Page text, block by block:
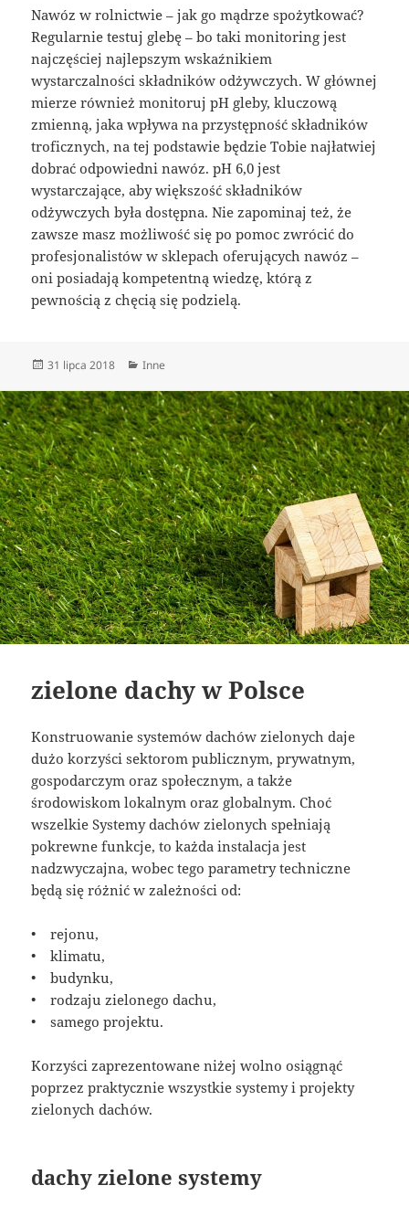
Nawóz w rolnictwie – jak go mądrze spożytkować?
Regularnie testuj glebę – bo taki monitoring jest
najczęściej najlepszym wskaźnikiem
wystarczalności składników odżywczych. W głównej
mierze również monitoruj pH gleby, kluczową
zmienną, jaka wpływa na przystępność składników
troficznych, na tej podstawie będzie Tobie najłatwiej
dobrać odpowiedni nawóz. pH 6,0 jest
wystarczające, aby większość składników
odżywczych była dostępna. Nie zapominaj też, że
zawsze masz możliwość się po pomoc zwrócić do
profesjonalistów w sklepach oferujących nawóz –
oni posiadają kompetentną wiedzę, którą z
pewnością z chęcią się podzielą.
Data
31 lipca 2018 Kategorie
Inne
zielone dachy w Polsce
Konstruowanie systemów dachów zielonych daje
dużo korzyści sektorom publicznym, prywatnym,
gospodarczym oraz społecznym, a także
środowiskom lokalnym oraz globalnym. Choć
wszelkie Systemy dachów zielonych spełniają
pokrewne funkcje, to każda instalacja jest
nadzwyczajna, wobec tego parametry techniczne
będą się różnić w zależności od:
• rejonu,
• klimatu,
• budynku,
• rodzaju zielonego dachu,
• samego projektu.
Korzyści zaprezentowane niżej wolno osiągnąć
poprzez praktycznie wszystkie systemy i projekty
zielonych dachów.
dachy zielone systemy